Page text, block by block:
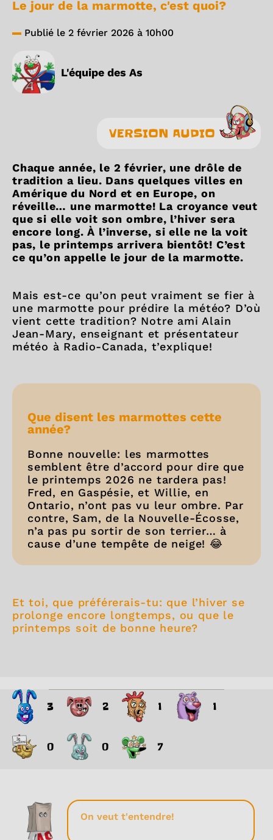
Le jour de la marmotte, c'est quoi?
Publié le 2 février 2026 à 10h00
L'équipe des As
VERSION AUDIO
Chaque année, le 2 février, une drôle de
tradition a lieu. Dans quelques villes en
Amérique du Nord et en Europe, on
réveille… une marmotte! La croyance veut
que si elle voit son ombre, l’hiver sera
encore long. À l’inverse, si elle ne la voit
pas, le printemps arrivera bientôt! C’est
ce qu’on appelle le jour de la marmotte.
Mais est-ce qu’on peut vraiment se fier à
une marmotte pour prédire la météo? D’où
vient cette tradition? Notre ami Alain
Jean-Mary, enseignant et présentateur
météo à Radio-Canada, t’explique!
Que disent les marmottes cette
année?
Bonne nouvelle: les marmottes
semblent être d’accord pour dire que
le printemps 2026 ne tardera pas!
Fred, en Gaspésie, et Willie, en
Ontario, n’ont pas vu leur ombre. Par
contre, Sam, de la Nouvelle-Écosse,
n’a pas pu sortir de son terrier… à
cause d’une tempête de neige! 😂
Et toi, que préférerais-tu: que l’hiver se
prolonge encore longtemps, ou que le
printemps soit de bonne heure?
3 2 1 1
0 0 7